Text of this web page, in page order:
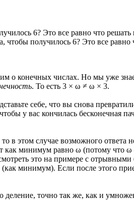
6? Это все равно что решать
чтобы получилось 6? Это все
о конечных числах. Но мы уже
. То есть 3 × ω ≠ ω × 3.
себе, что вы снова
у вас кончилась бесконечная
в этом случае возможного ответа
как минимум равно ω (потому что
это на примере с
минимум). Если после этого
деление, точно так же, как и